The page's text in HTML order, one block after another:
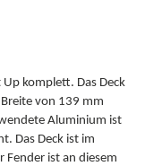
Up komplett. Das Deck
von 139 mm
Aluminium ist
Das Deck ist im
Fender ist an diesem